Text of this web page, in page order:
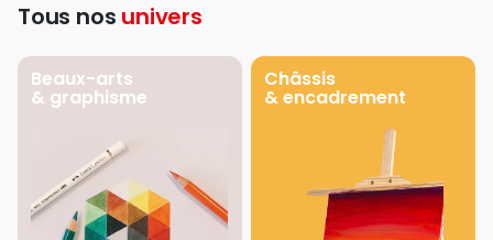
Tous nos univers
Beaux-arts
& graphisme
Châssis
& encadrement